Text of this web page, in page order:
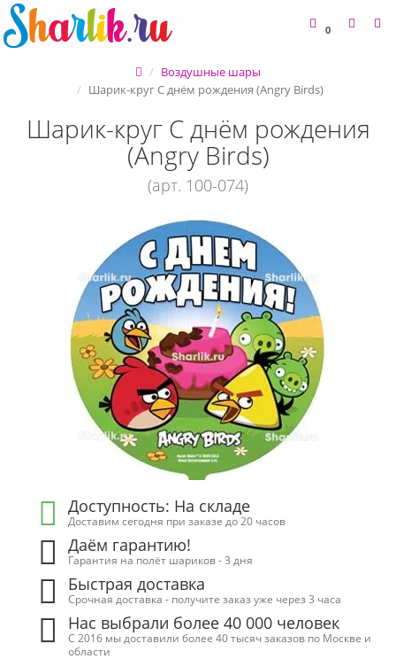
0
Воздушные шары
Шарик-круг С днём рождения (Angry Birds)
Шарик-круг С днём рождения
(Angry Birds)
(арт. 100-074)
Доступность: На складе
Доставим сегодня при заказе до 20 часов
Даём гарантию!
Гарантия на полёт шариков - 3 дня
Быстрая доставка
Срочная доставка - получите заказ уже через 3 часа
Нас выбрали более 40 000 человек
С 2016 мы доставили более 40 тысяч заказов по Москве и
области